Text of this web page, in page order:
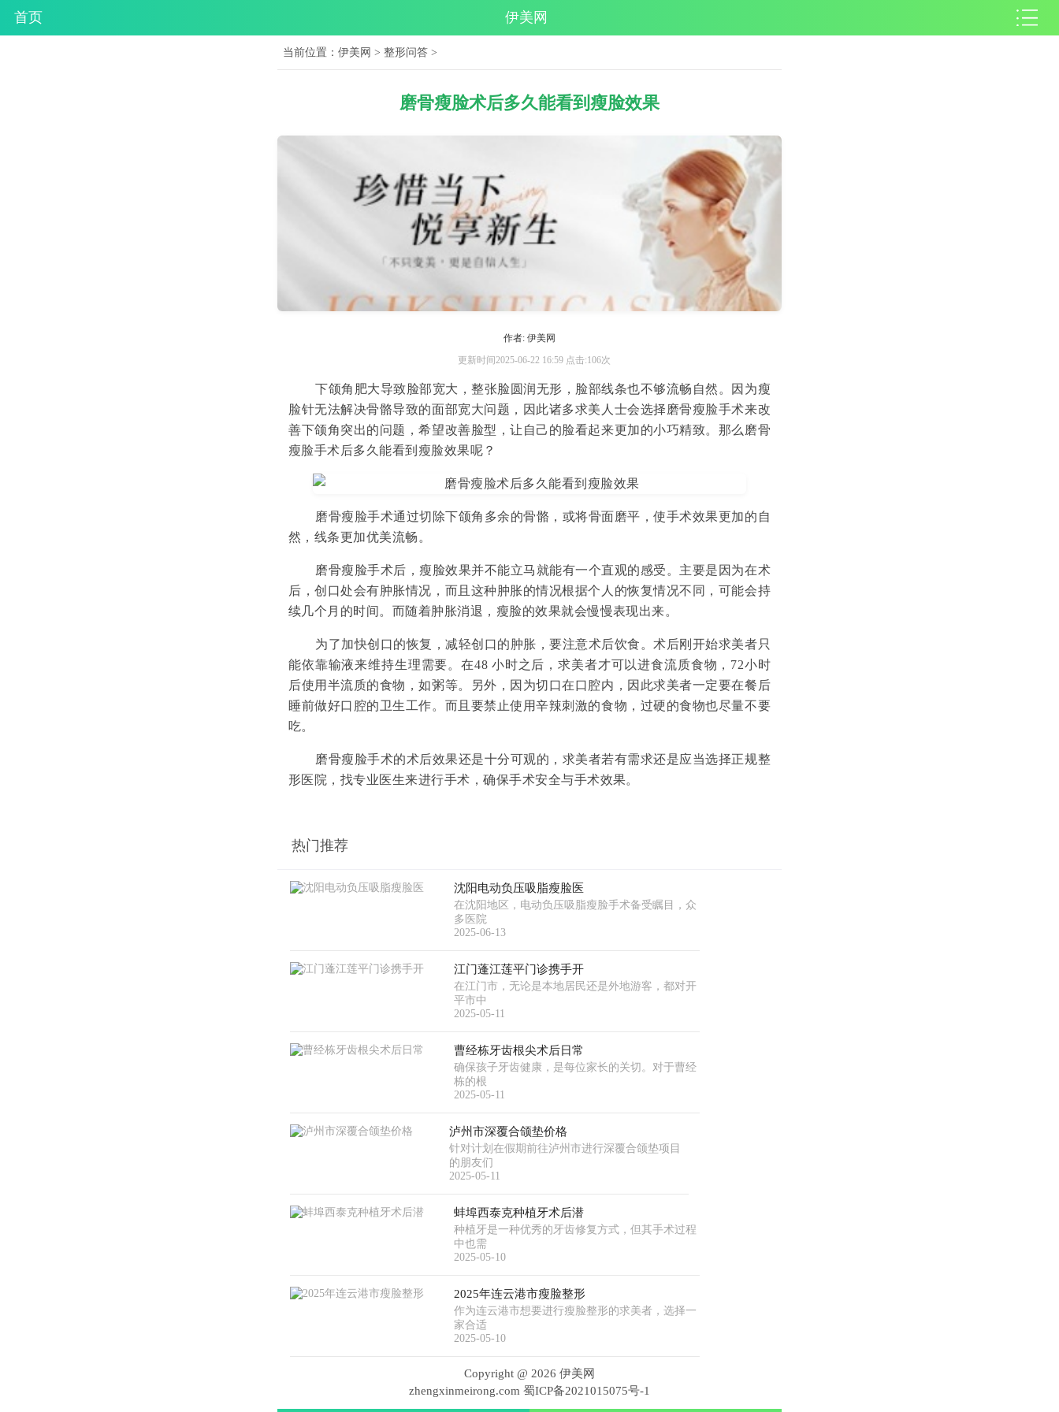
首页 伊美网
当前位置：伊美网 >整形问答 >
磨骨瘦脸术后多久能看到瘦脸效果
作者: 伊美网
更新时间2025-06-22 16:59 点击:106次
下颌角肥大导致脸部宽大，整张脸圆润无形，脸部线条也不够流畅自然。因为瘦
脸针无法解决骨骼导致的面部宽大问题，因此诸多求美人士会选择磨骨瘦脸手术来改
善下颌角突出的问题，希望改善脸型，让自己的脸看起来更加的小巧精致。那么磨骨
瘦脸手术后多久能看到瘦脸效果呢？
磨骨瘦脸手术通过切除下颌角多余的骨骼，或将骨面磨平，使手术效果更加的自
然，线条更加优美流畅。
磨骨瘦脸手术后，瘦脸效果并不能立马就能有一个直观的感受。主要是因为在术
后，创口处会有肿胀情况，而且这种肿胀的情况根据个人的恢复情况不同，可能会持
续几个月的时间。而随着肿胀消退，瘦脸的效果就会慢慢表现出来。
为了加快创口的恢复，减轻创口的肿胀，要注意术后饮食。术后刚开始求美者只
能依靠输液来维持生理需要。在48 小时之后，求美者才可以进食流质食物，72小时
后使用半流质的食物，如粥等。另外，因为切口在口腔内，因此求美者一定要在餐后
睡前做好口腔的卫生工作。而且要禁止使用辛辣刺激的食物，过硬的食物也尽量不要
吃。
磨骨瘦脸手术的术后效果还是十分可观的，求美者若有需求还是应当选择正规整
形医院，找专业医生来进行手术，确保手术安全与手术效果。
热门推荐
沈阳电动负压吸脂瘦脸医
在沈阳地区，电动负压吸脂瘦脸手术备受瞩目，众
多医院
2025-06-13
江门蓬江莲平门诊携手开
在江门市，无论是本地居民还是外地游客，都对开
平市中
2025-05-11
曹经栋牙齿根尖术后日常
确保孩子牙齿健康，是每位家长的关切。对于曹经
栋的根
2025-05-11
泸州市深覆合颌垫价格
针对计划在假期前往泸州市进行深覆合颌垫项目
的朋友们
2025-05-11
蚌埠西泰克种植牙术后潜
种植牙是一种优秀的牙齿修复方式，但其手术过程
中也需
2025-05-10
2025年连云港市瘦脸整形
作为连云港市想要进行瘦脸整形的求美者，选择一
家合适
2025-05-10
Copyright @ 2026 伊美网
zhengxinmeirong.com 蜀ICP备2021015075号-1